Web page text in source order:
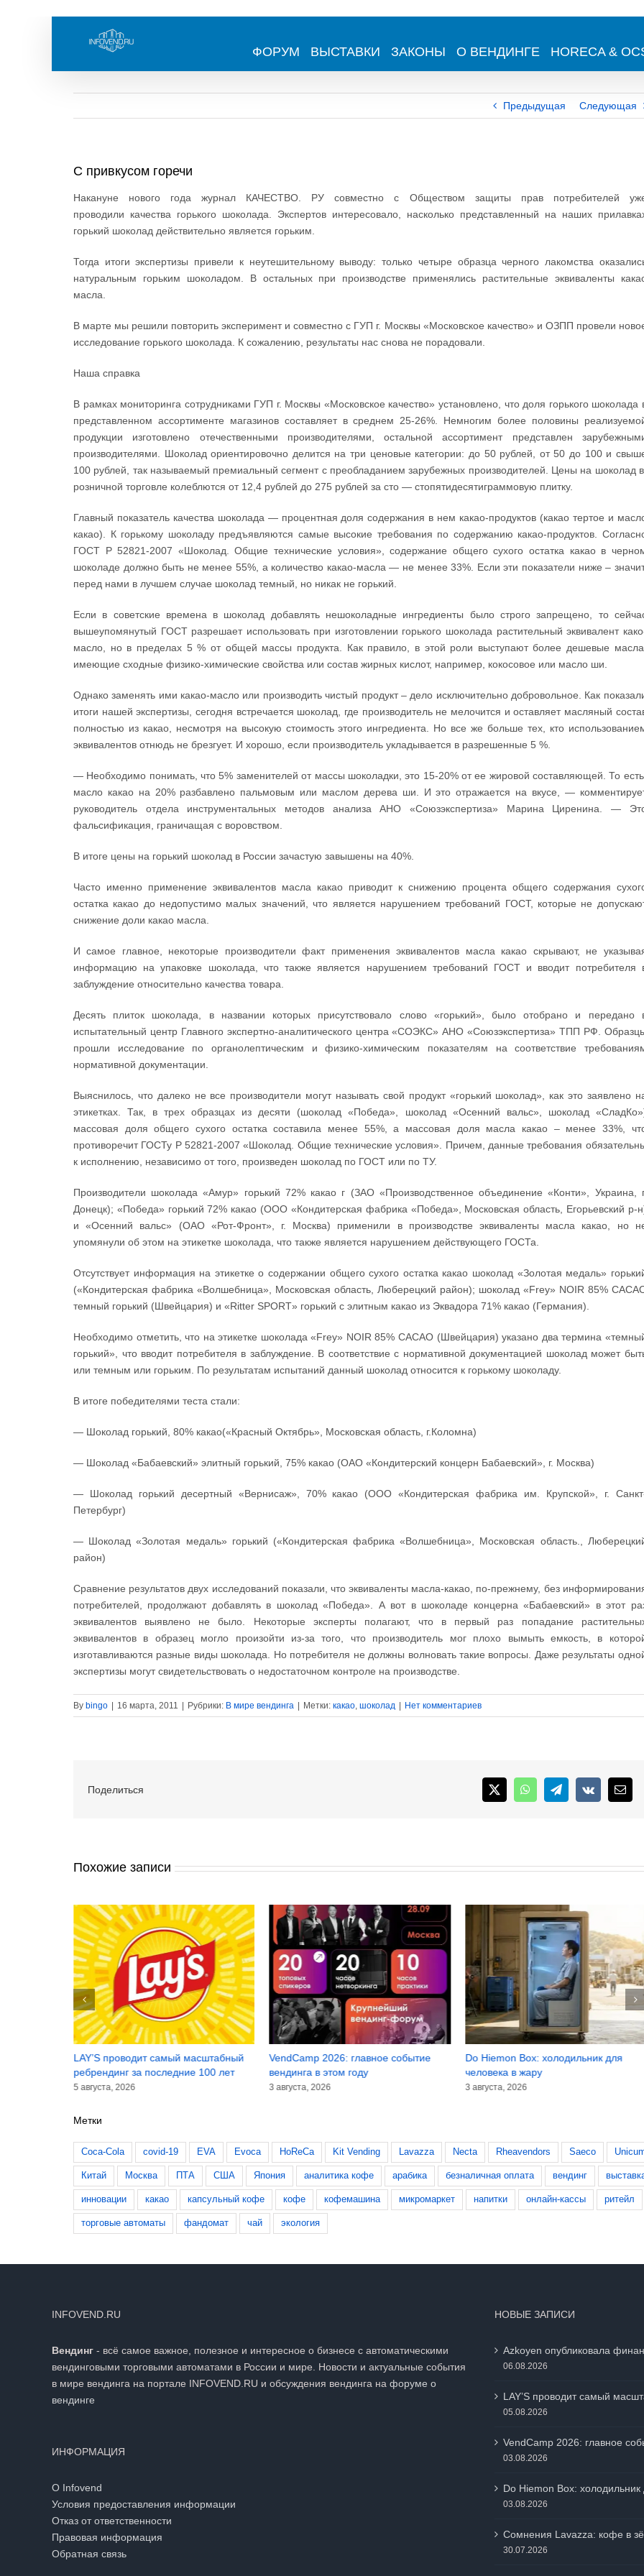
content
ФОРУМ ВЫСТАВКИ ЗАКОНЫ О ВЕНДИНГЕ HORECA &
Предыдущая Следующая
С привкусом горечи
Накануне нового года журнал КАЧЕСТВО. РУ совместно с Обществом защиты прав потребителей
проводили качества горького шоколада. Экспертов интересовало, насколько представленный на наших
горький шоколад действительно является горьким.
Тогда итоги экспертизы привели к неутешительному выводу: только четыре образца черного лакомства
натуральным горьким шоколадом. В остальных при производстве применялись растительные эквиваленты
масла.
В марте мы решили повторить эксперимент и совместно с ГУП г. Москвы «Московское качество» и ОЗПП провели
исследование горького шоколада. К сожалению, результаты нас снова не порадовали.
Наша справка
В рамках мониторинга сотрудниками ГУП г. Москвы «Московское качество» установлено, что доля горького шоколада
представленном ассортименте магазинов составляет в среднем 25-26%. Немногим более половины
продукции изготовлено отечественными производителями, остальной ассортимент представлен
производителями. Шоколад ориентировочно делится на три ценовые категории: до 50 рублей, от 50 до 100 и
100 рублей, так называемый премиальный сегмент с преобладанием зарубежных производителей. Цены на шоколад в
розничной торговле колеблются от 12,4 рублей до 275 рублей за сто — стопятидесятиграммовую плитку.
Главный показатель качества шоколада — процентная доля содержания в нем какао-продуктов (какао тертое и
какао). К горькому шоколаду предъявляются самые высокие требования по содержанию какао-продуктов.
ГОСТ Р 52821-2007 «Шоколад. Общие технические условия», содержание общего сухого остатка какао в
шоколаде должно быть не менее 55%, а количество какао-масла — не менее 33%. Если эти показатели ниже –
перед нами в лучшем случае шоколад темный, но никак не горький.
Если в советские времена в шоколад добавлять нешоколадные ингредиенты было строго запрещено, то
вышеупомянутый ГОСТ разрешает использовать при изготовлении горького шоколада растительный эквивалент
масло, но в пределах 5 % от общей массы продукта. Как правило, в этой роли выступают более дешевые масла,
имеющие сходные физико-химические свойства или состав жирных кислот, например, кокосовое или масло ши.
Однако заменять ими какао-масло или производить чистый продукт – дело исключительно добровольное. Как
итоги нашей экспертизы, сегодня встречается шоколад, где производитель не мелочится и оставляет масляный
полностью из какао, несмотря на высокую стоимость этого ингредиента. Но все же больше тех, кто
эквивалентов отнюдь не брезгует. И хорошо, если производитель укладывается в разрешенные 5 %.
— Необходимо понимать, что 5% заменителей от массы шоколадки, это 15-20% от ее жировой составляющей. То есть,
масло какао на 20% разбавлено пальмовым или маслом дерева ши. И это отражается на вкусе, —
руководитель отдела инструментальных методов анализа АНО «Союзэкспертиза» Марина Циренина. —
фальсификация, граничащая с воровством.
В итоге цены на горький шоколад в России зачастую завышены на 40%.
Часто именно применение эквивалентов масла какао приводит к снижению процента общего содержания
остатка какао до недопустимо малых значений, что является нарушением требований ГОСТ, которые не
снижение доли какао масла.
И самое главное, некоторые производители факт применения эквивалентов масла какао скрывают, не
информацию на упаковке шоколада, что также является нарушением требований ГОСТ и вводит потребителя
заблуждение относительно качества товара.
Десять плиток шоколада, в названии которых присутствовало слово «горький», было отобрано и передано
испытательный центр Главного экспертно-аналитического центра «СОЭКС» АНО «Союзэкспертиза» ТПП РФ.
прошли исследование по органолептическим и физико-химическим показателям на соответствие
нормативной документации.
Выяснилось, что далеко не все производители могут называть свой продукт «горький шоколад», как это заявлено
этикетках. Так, в трех образцах из десяти (шоколад «Победа», шоколад «Осенний вальс», шоколад
массовая доля общего сухого остатка составила менее 55%, а массовая доля масла какао – менее 33%,
противоречит ГОСТу Р 52821-2007 «Шоколад. Общие технические условия». Причем, данные требования
к исполнению, независимо от того, произведен шоколад по ГОСТ или по ТУ.
Производители шоколада «Амур» горький 72% какао г (ЗАО «Производственное объединение «Конти», Украина,
Донецк); «Победа» горький 72% какао (ООО «Кондитерская фабрика «Победа», Московская область, Егорьевский р-
и «Осенний вальс» (ОАО «Рот-Фронт», г. Москва) применили в производстве эквиваленты масла какао, но
упомянули об этом на этикетке шоколада, что также является нарушением действующего ГОСТа.
Отсутствует информация на этикетке о содержании общего сухого остатка какао шоколад «Золотая медаль»
(«Кондитерская фабрика «Волшебница», Московская область, Люберецкий район); шоколад «Frey» NOIR 85%
темный горький (Швейцария) и «Ritter SPORT» горький с элитным какао из Эквадора 71% какао (Германия).
Необходимо отметить, что на этикетке шоколада «Frey» NOIR 85% CACAO (Швейцария) указано два термина
горький», что вводит потребителя в заблуждение. В соответствие с нормативной документацией шоколад может
или темным или горьким. По результатам испытаний данный шоколад относится к горькому шоколаду.
В итоге победителями теста стали:
— Шоколад горький, 80% какао(«Красный Октябрь», Московская область, г.Коломна)
— Шоколад «Бабаевский» элитный горький, 75% какао (ОАО «Кондитерский концерн Бабаевский», г. Москва)
— Шоколад горький десертный «Вернисаж», 70% какао (ООО «Кондитерская фабрика им. Крупской», г.
Петербург)
— Шоколад «Золотая медаль» горький («Кондитерская фабрика «Волшебница», Московская область.,
район)
Сравнение результатов двух исследований показали, что эквиваленты масла-какао, по-прежнему, без
потребителей, продолжают добавлять в шоколад «Победа». А вот в шоколаде концерна «Бабаевский» в этот
эквивалентов выявлено не было. Некоторые эксперты полагают, что в первый раз попадание
эквивалентов в образец могло произойти из-за того, что производитель мог плохо вымыть емкость, в
изготавливаются разные виды шоколада. Но потребителя не должны волновать такие вопросы. Даже результаты
экспертизы могут свидетельствовать о недостаточном контроле на производстве.
By bingo 16 марта, 2011 Рубрики: В мире вендинга Метки: какао, шоколад Нет комментариев
Поделиться X WhatsAppTelegram
Vk Email
Похожие записи
LAY’S проводит самый масштабный
ребрендинг за последние 100 лет
5 августа, 2026
VendCamp 2026: главное событие
вендинга в этом году
3 августа, 2026
Do Hiemon Box: холодильник для
человека в жару
3 августа, 2026
Метки
Coca-Cola covid-19 EVA Evoca HoReCa Kit Vending Lavazza Necta Rheavendors Saeco
Китай Москва ПТА США Япония аналитика кофе арабика безналичная оплата вендинг
инновации какао капсульный кофе кофе кофемашина микромаркет напитки онлайн-кассы ритейл
торговые автоматы фандомат чай экология
INFOVEND.RU
Вендинг - всё самое важное, полезное и интересное о бизнесе с автоматическими
вендинговыми торговыми автоматами в России и мире. Новости и актуальные события
в мире вендинга на портале INFOVEND.RU и обсуждения вендинга на форуме о
вендинге
ИНФОРМАЦИЯ
О Infovend
Условия предоставления информации
Отказ от ответственности
Правовая информация
Обратная связь
НОВЫЕ ЗАПИСИ
Azkoyen опубликовала
06.08.2026
LAY’S проводит самый
05.08.2026
VendCamp 2026: главное
03.08.2026
Do Hiemon Box:
03.08.2026
Сомнения Lavazza: кофе в
30.07.2026